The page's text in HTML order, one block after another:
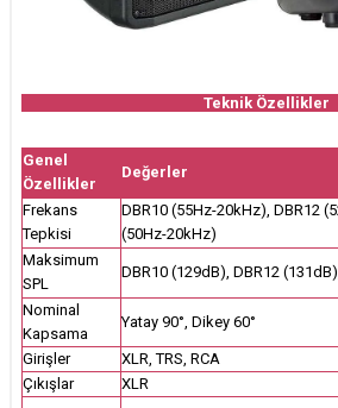
Teknik Özellikler
Genel
Özellikler
Değerler
Frekans
Tepkisi
DBR10 (55Hz-20kHz), DBR12
(50Hz-20kHz)
Maksimum
SPL
DBR10 (129dB), DBR12
Nominal
Kapsama
Yatay 90°, Dikey 60°
Girişler
XLR, TRS, RCA
Çıkışlar
XLR